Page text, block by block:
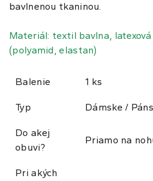
bavlnenou tkaninou.
Materiál: textil bavlna,
(polyamid, elastan)
Balenie 1 ks
Typ Dámske /
Do akej
obuvi?
Priamo na
Pri akých